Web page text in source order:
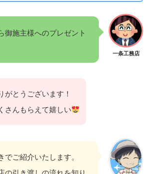
一条工務店
御施主様へのプレゼント
がとうございます！
さんもらえて嬉しい
でご紹介いたします。